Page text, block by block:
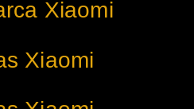
Xiaomi
Xiaomi